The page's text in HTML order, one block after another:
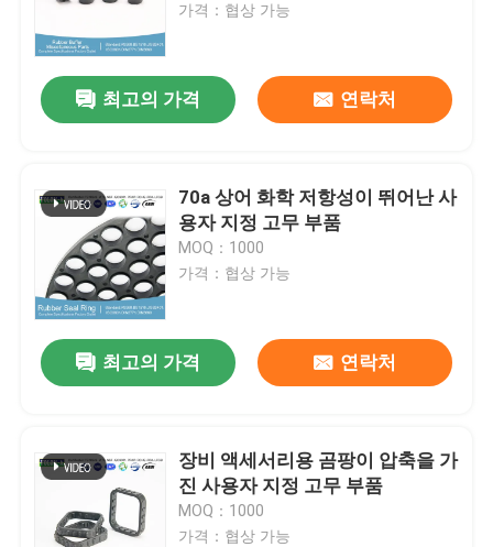
홈
동영상
가격：협상 가능
최고의 가격 연락처
70a 상어 화학 저항성이 뛰어난 사
용자 지정 고무 부품
MOQ：1000
가격：협상 가능
최고의 가격 연락처
장비 액세서리용 곰팡이 압축을 가
진 사용자 지정 고무 부품
MOQ：1000
가격：협상 가능